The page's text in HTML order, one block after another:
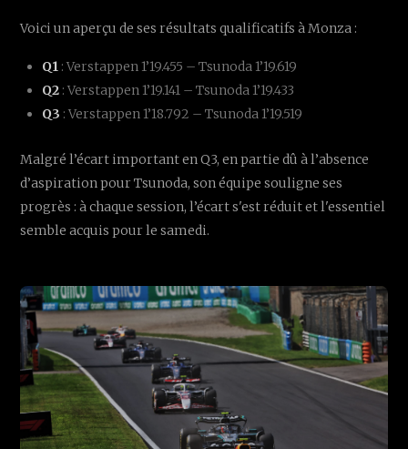
Voici un aperçu de ses résultats qualificatifs à Monza :
Q1 : Verstappen 1’19.455 – Tsunoda 1’19.619
Q2 : Verstappen 1’19.141 – Tsunoda 1’19.433
Q3 : Verstappen 1’18.792 – Tsunoda 1’19.519
Malgré l’écart important en Q3, en partie dû à l’absence
d’aspiration pour Tsunoda, son équipe souligne ses
progrès : à chaque session, l’écart s'est réduit et l'essentiel
semble acquis pour le samedi.